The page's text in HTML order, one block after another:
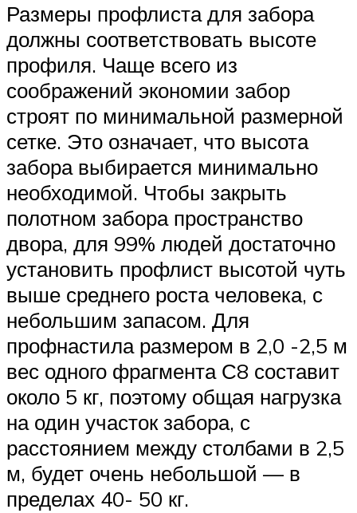
Размеры профлиста для забора
должны соответствовать высоте
профиля. Чаще всего из
соображений экономии забор
строят по минимальной размерной
сетке. Это означает, что высота
забора выбирается минимально
необходимой. Чтобы закрыть
полотном забора пространство
двора, для 99% людей достаточно
установить профлист высотой чуть
выше среднего роста человека, с
небольшим запасом. Для
профнастила размером в 2,0 -2,5 м
вес одного фрагмента С8 составит
около 5 кг, поэтому общая нагрузка
на один участок забора, с
расстоянием между столбами в 2,5
м, будет очень небольшой — в
пределах 40- 50 кг.